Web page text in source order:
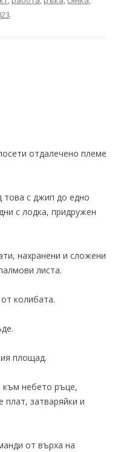
.
отдалечено племе
това с джип до едно
с лодка, придружен
нахранени и сложени
листа.
колибата.
площад.
към небето ръце,
затваряйки и
от върха на